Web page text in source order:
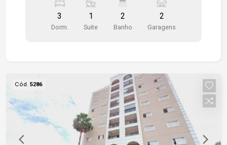
proporciona um espaço acolhedor para reunir a
família e os amigos. A cozinha conta com
armários modulados, tornando o dia a dia mais
visitas. A área de serviço é bem distribuída, e o
apartamento conta ainda com duas vagas de
garagem cobertas, proporcionando comodidade
extra. Sua localização é um grande diferencial:
próximo ao terminal e à rodoviária, com fácil
acesso à Avenida São Paulo, Marginal Dom
3
Dorm.
1
Suite
2
Banho
2
Garagens
Cód. 5286